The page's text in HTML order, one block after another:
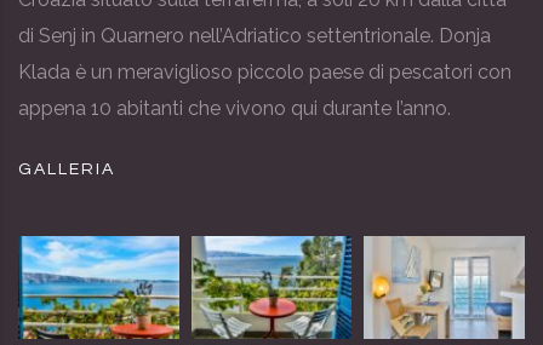
di Senj in Quarnero nell’Adriatico settentrionale. Donja
Klada è un meraviglioso piccolo paese di pescatori con
appena 10 abitanti che vivono qui durante l’anno.
GALLERIA